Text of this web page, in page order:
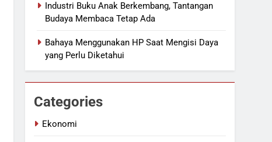
Industri Buku Anak Berkembang, Tantangan
Budaya Membaca Tetap Ada
Bahaya Menggunakan HP Saat Mengisi Daya
yang Perlu Diketahui
Categories
Ekonomi